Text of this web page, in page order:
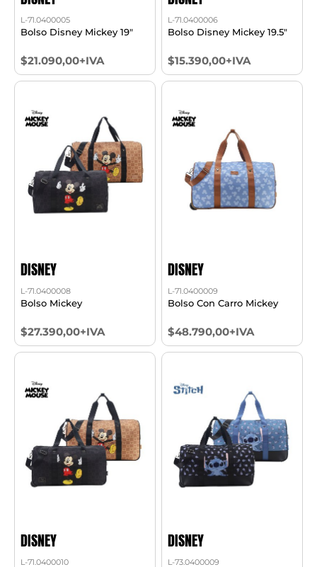
L-71.0400005
Bolso Disney Mickey 19"
$21.090,00+IVA
L-71.0400006
Bolso Disney Mickey 19.5"
$15.390,00+IVA
DISNEY
L-71.0400008
Bolso Mickey
$27.390,00+IVA
DISNEY
L-71.0400009
Bolso Con Carro Mickey
$48.790,00+IVA
DISNEY
L-71.0400010
DISNEY
L-73.0400009